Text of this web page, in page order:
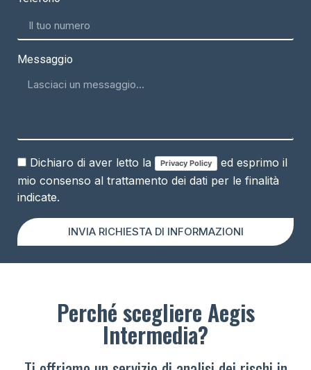
Messaggio
Dichiaro di aver letto la Privacy Policy
ed esprimo il
mio consenso al trattamento dei dati per le finalità
indicate.
INVIA RICHIESTA DI INFORMAZIONI
Perché scegliere Aegis
Intermedia?